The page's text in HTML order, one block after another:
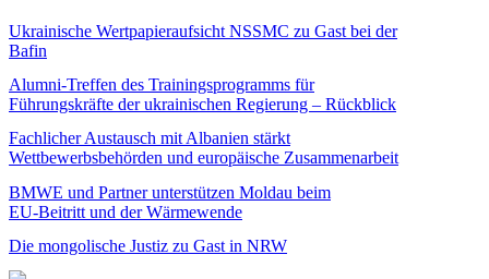
Ukrainische Wertpapieraufsicht NSSMC zu Gast bei der
Bafin
Alumni‑Treffen des Trainingsprogramms für
Führungskräfte der ukrainischen Regierung – Rückblick
Fachlicher Austausch mit Albanien stärkt
Wettbewerbsbehörden und europäische Zusammenarbeit
BMWE und Partner unterstützen Moldau beim
EU‑Beitritt und der Wärmewende
Die mongolische Justiz zu Gast in NRW